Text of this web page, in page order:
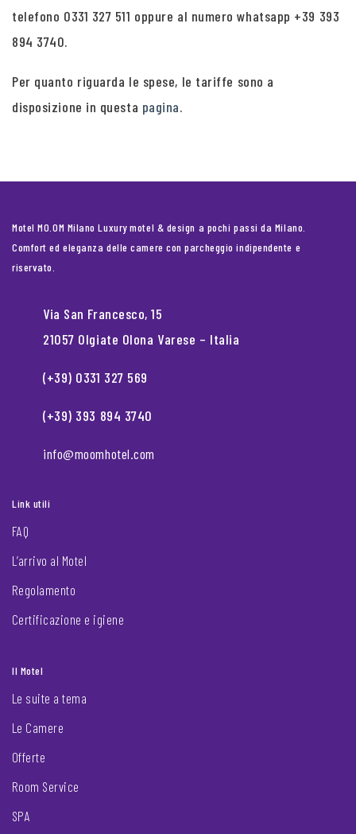
telefono 0331 327 511 oppure al numero whatsapp +39 393
894 3740.
Per quanto riguarda le spese, le tariffe sono a
disposizione in questa pagina.
Motel MO.OM Milano Luxury motel & design a pochi passi da Milano.
Comfort ed eleganza delle camere con parcheggio indipendente e
riservato.
Via San Francesco, 15
21057 Olgiate Olona Varese – Italia
(+39) 0331 327 569
(+39) 393 894 3740
info@moomhotel.com
Link utili
FAQ
L’arrivo al Motel
Regolamento
Certificazione e igiene
Il Motel
Le suite a tema
Le Camere
Offerte
Room Service
SPA